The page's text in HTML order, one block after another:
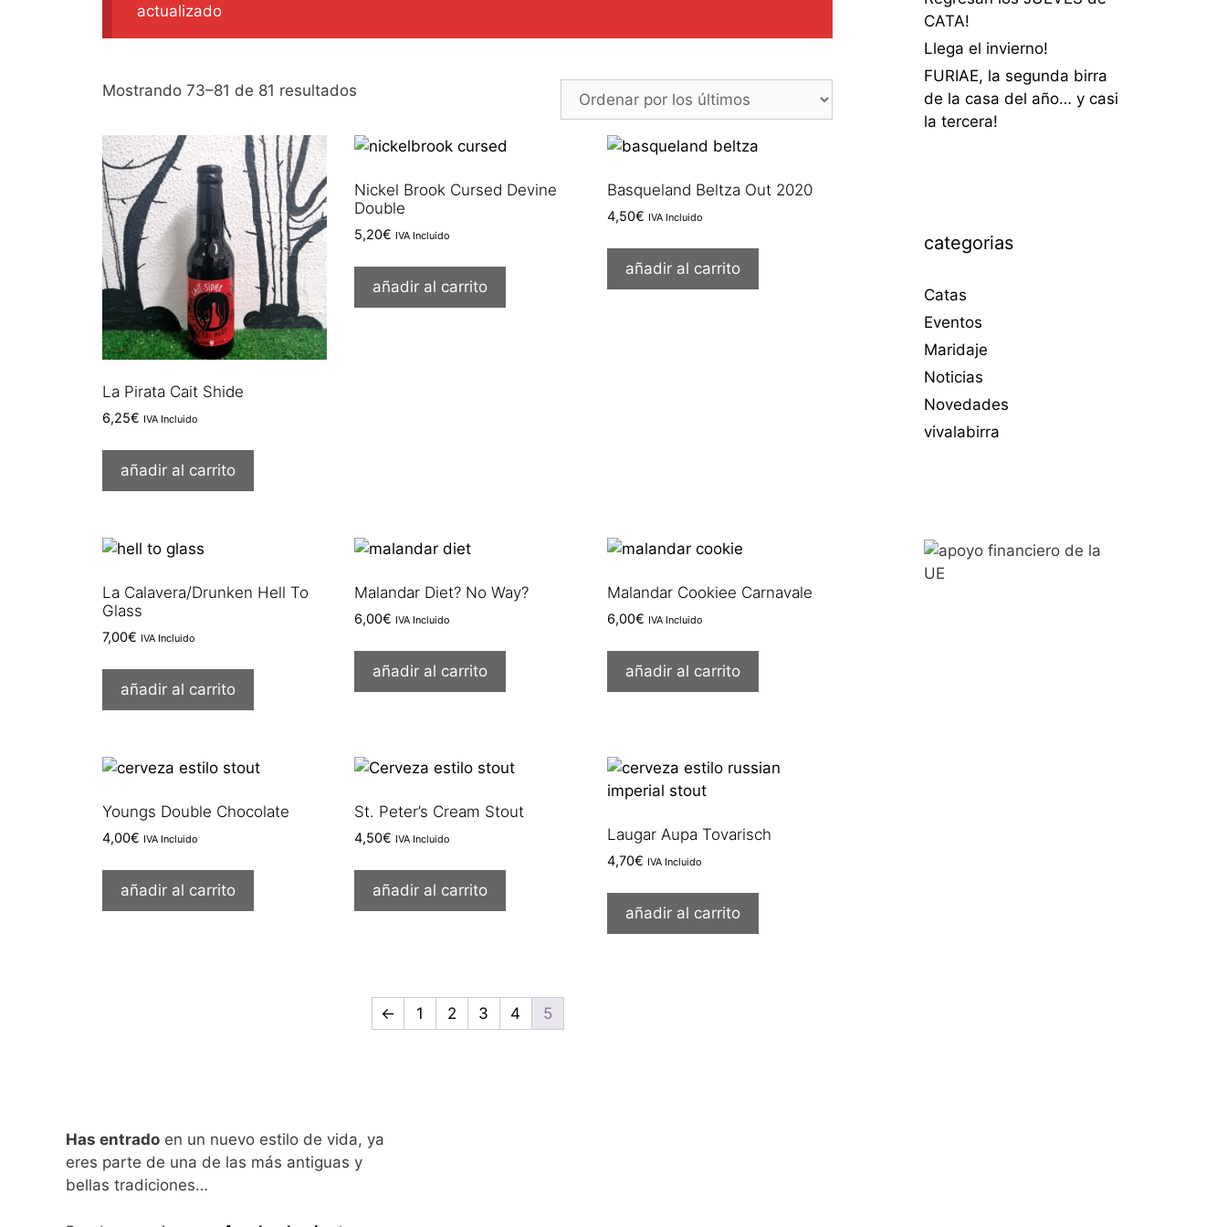
actualizado
Mostrando 73–81 de 81 resultados
los
últimos
La Pirata Cait Shide
6,25€ IVA Incluido
añadir al carrito
Nickel Brook Cursed Devine
Double
5,20€ IVA Incluido
añadir al carrito
Basqueland Beltza Out 2020
4,50€ IVA Incluido
añadir al carrito
La Calavera/Drunken Hell To
Glass
7,00€ IVA Incluido
añadir al carrito
Malandar Diet? No Way?
6,00€ IVA Incluido
añadir al carrito
Malandar Cookiee Carnavale
6,00€ IVA Incluido
añadir al carrito
Youngs Double Chocolate
4,00€ IVA Incluido
añadir al carrito
St. Peter’s Cream Stout
4,50€ IVA Incluido
añadir al carrito
Laugar Aupa Tovarisch
4,70€ IVA Incluido
añadir al carrito
← 1 2 3 4 5
CATA!
Llega el invierno!
FURIAE, la segunda birra
de la casa del año… y casi
la tercera!
categorias
Catas
Eventos
Maridaje
Noticias
Novedades
vivalabirra
Has entrado en un nuevo estilo de vida, ya
eres parte de una de las más antiguas y
bellas tradiciones…